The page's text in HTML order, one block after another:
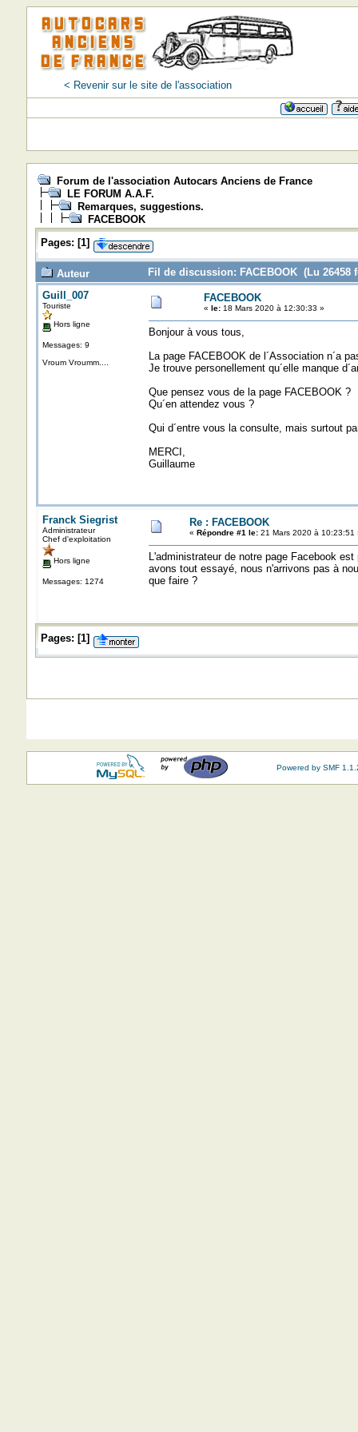
< Revenir sur le site de l'association
Forum de l'association Autocars Anciens de France
LE FORUM A.A.F.
Remarques, suggestions.
FACEBOOK
Pages: [1]
Auteur
Fil de discussion: FACEBOOK (Lu 26458
Guill_007
Touriste
Hors ligne
Messages: 9
Vroum Vroumm....
FACEBOOK
« le:18 Mars 2020 à 12:30:33 »
Bonjour à vous tous,
La page FACEBOOK de l´Association n´a
Je trouve personellement qu´elle manque
Que pensez vous de la page FACEBOOK ?
Qu´en attendez vous ?
Qui d´entre vous la consulte, mais surtout
MERCI,
Guillaume
Franck Siegrist
Administrateur
Chef d'exploitation
Hors ligne
Messages: 1274
Re : FACEBOOK
« Répondre #1 le:21 Mars 2020 à 10:23:51
L'administrateur de notre page Facebook
avons tout essayé, nous n'arrivons pas à
que faire ?
Pages: [1]
Powered by SMF